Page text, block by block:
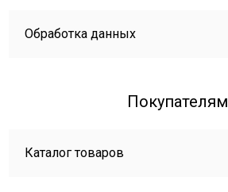
Обработка данных
Покупателям
Каталог товаров